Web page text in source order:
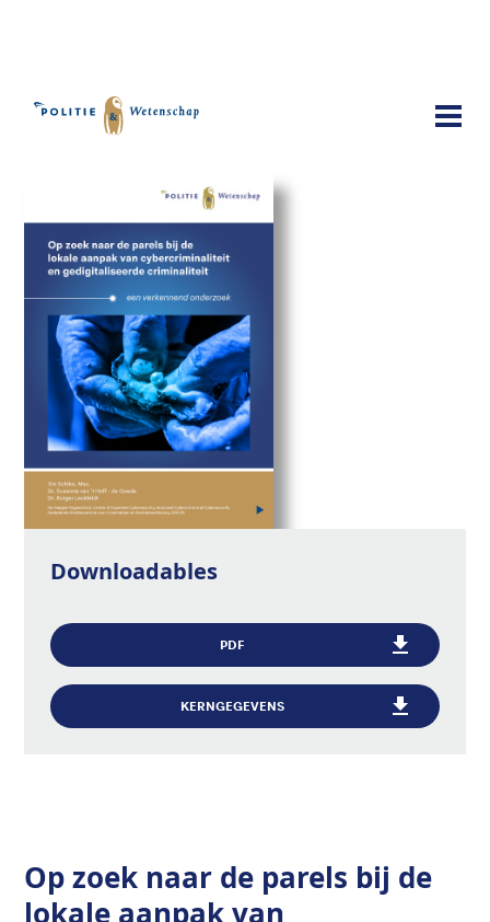
Publicaties
Op zoek naar de parels bij de lokale
aanpak van cybercriminaliteit en
Downloadables
PDF
KERNGEGEVENS
Op zoek naar de parels bij de
lokale aanpak van